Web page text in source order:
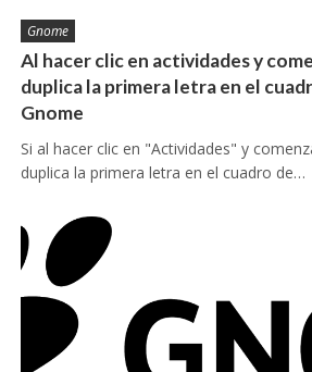
Gnome
Al hacer clic en actividades y
duplica la primera letra en el
Gnome
Si al hacer clic en "Actividades" y
duplica la primera letra en el cuadro de…